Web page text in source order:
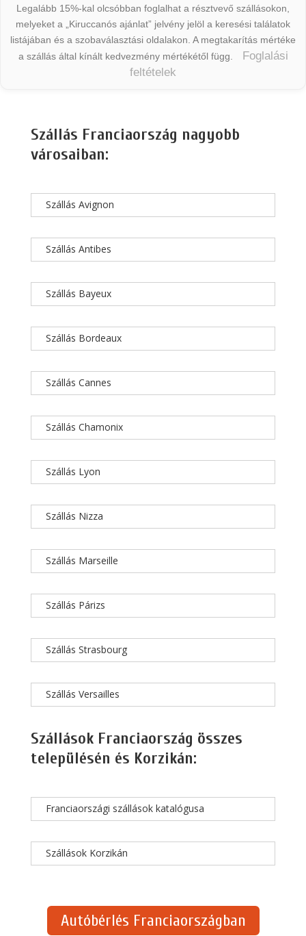
Legalább 15%-kal olcsóbban foglalhat a résztvevő szállásokon,
melyeket a „Kiruccanós ajánlat” jelvény jelöl a keresési találatok
listájában és a szobaválasztási oldalakon. A megtakarítás mértéke
a szállás által kínált kedvezmény mértékétől függ.
Foglalási
feltételek
Szállás Franciaország nagyobb
városaiban:
Szállás Avignon
Szállás Antibes
Szállás Bayeux
Szállás Bordeaux
Szállás Cannes
Szállás Chamonix
Szállás Lyon
Szállás Nizza
Szállás Marseille
Szállás Párizs
Szállás Strasbourg
Szállás Versailles
Szállások Franciaország összes
településén és Korzikán:
Franciaországi szállások katalógusa
Szállások Korzikán
Autóbérlés Franciaországban